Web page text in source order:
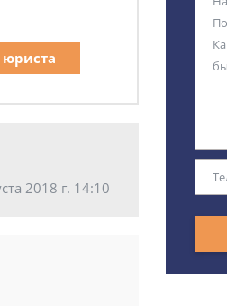
юриста
2018 г. 14:10